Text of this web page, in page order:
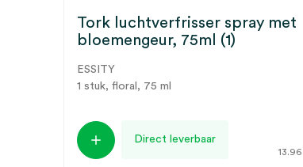
Tork luchtverfrisser spray met
bloemengeur, 75ml (1)
ESSITY
1 stuk, floral, 75 ml
Direct leverbaar
13.96